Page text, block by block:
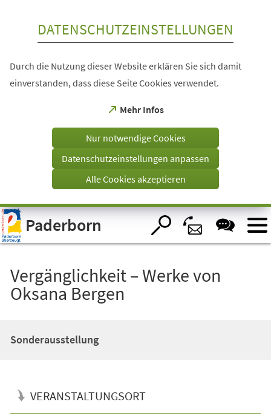
Visuelle
Assistenzsoftware
öffnen.
DATENSCHUTZEINSTELLUNGEN
Durch die Nutzung dieser Website erklären Sie sich damit
einverstanden, dass diese Seite Cookies verwendet.
Mehr Infos
(Öffnet
einem
Tab)
Nur notwendige Cookies
Datenschutzeinstellungen anpassen
Alle Cookies akzeptieren
Paderborn
Vergänglichkeit – Werke von
Oksana Bergen
Sonderausstellung
VERANSTALTUNGSORT